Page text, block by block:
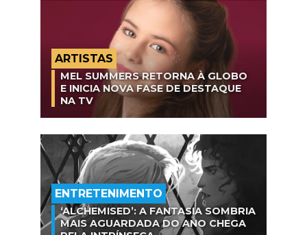
ARTISTAS
MEL SUMMERS RETORNA À GLOBO
E INICIA NOVA FASE DE DESTAQUE
NA TV
ENTRETENIMENTO
‘ALCHEMISED’: A FANTASIA SOMBRIA
MAIS AGUARDADA DO ANO CHEGA